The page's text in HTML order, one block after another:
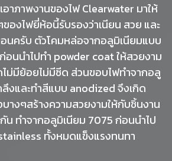
อาภาพงานของไฟ Clearwater มาให้
องไฟยี่ห้อนี้รับรองว่าเนียน สวย และ
นครับ ตัวโคมหล่อจากอลูมิเนียมแบบ
นนำไปทำ powder coat ให้สวยงาม
ม่มีย้อยไม่มีซีด ส่วนขอบไฟทำจากอลู
งและทำสีแบบ anodized จึงเกิด
างๆสร้างความสวยงามให้กับชิ้นงาน
น ทำจากอลูมิเนียม 7075 ก่อนนำไป
ทั้งหมดแข็งแรงทนทา